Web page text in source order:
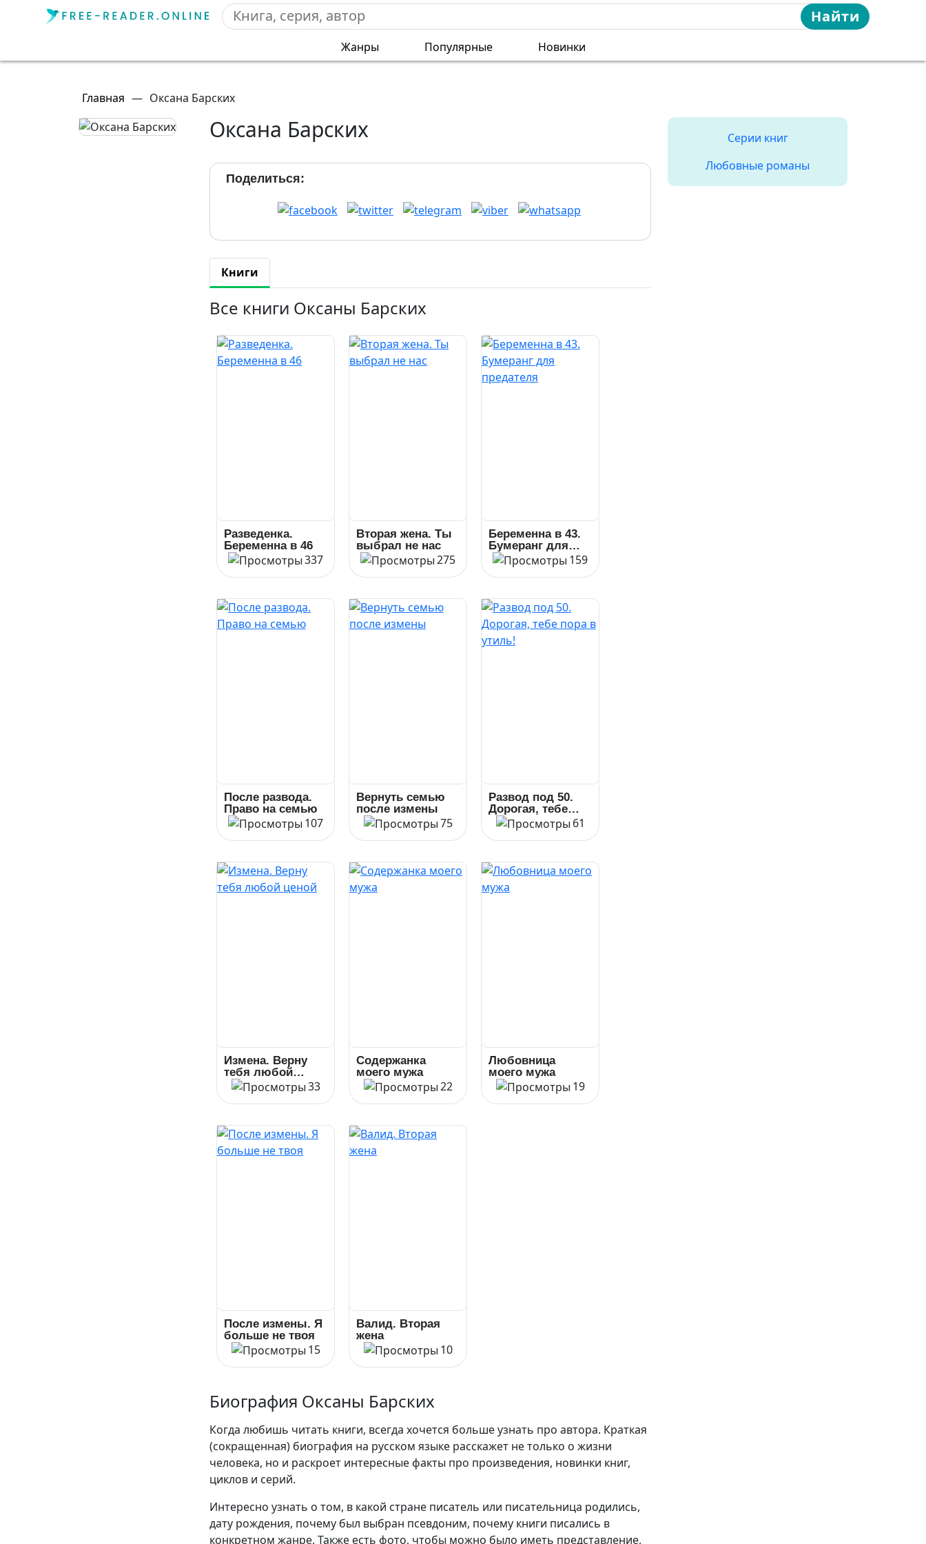
Найти
Жанры Популярные Новинки
Главная — Оксана Барских
Оксана Барских
Поделиться:
Книги
Все книги Оксаны Барских
Разведенка.
Беременна в 46
337
Вторая жена. Ты
выбрал не нас
275
Беременна в 43.
Бумеранг для
предателя
159
После развода.
Право на семью
107
Вернуть семью
после измены
75
Развод под 50.
Дорогая, тебе
пора в утиль!
61
Измена. Верну
тебя любой
ценой
33
Содержанка
моего мужа
22
Любовница
моего мужа
19
После измены. Я
больше не твоя
15
Валид. Вторая
жена
10
Биография Оксаны Барских
Когда любишь читать книги, всегда хочется больше узнать про автора. Краткая
(сокращенная) биография на русском языке расскажет не только о жизни
человека, но и раскроет интересные факты про произведения, новинки книг,
циклов и серий.
Интересно узнать о том, в какой стране писатель или писательница родились,
дату рождения, почему был выбран псевдоним, почему книги писались в
конкретном жанре. Также есть фото, чтобы можно было иметь представление,
Серии книг
Любовные романы